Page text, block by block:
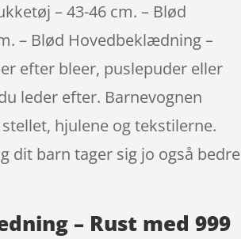
– 43-46 cm. – Blød
– Blød Hovedbeklædning –
efter bleer, puslepuder eller
leder efter. Barnevognen
hjulene og tekstilerne.
dit barn tager sig jo også bedre
– Rust med 999